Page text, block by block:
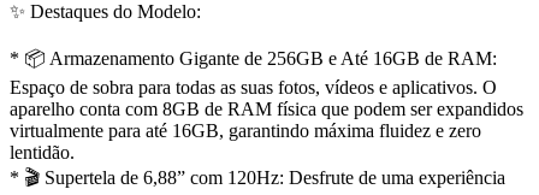
✨ Destaques do Modelo:
* 📦 Armazenamento Gigante de 256GB e Até 16GB de RAM:
Espaço de sobra para todas as suas fotos, vídeos e aplicativos. O
aparelho conta com 8GB de RAM física que podem ser expandidos
virtualmente para até 16GB, garantindo máxima fluidez e zero
lentidão.
* 🎬 Supertela de 6,88” com 120Hz: Desfrute de uma experiência